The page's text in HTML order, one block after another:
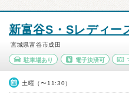
新富谷S・Sレディー
宮城県富谷市成田
駐車場あり 電子決済可
土曜（〜11:30）